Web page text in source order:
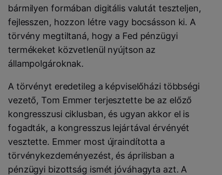
bármilyen formában digitális valutát teszteljen,
fejlesszen, hozzon létre vagy bocsásson ki. A
törvény megtiltaná, hogy a Fed pénzügyi
termékeket közvetlenül nyújtson az
állampolgároknak.
A törvényt eredetileg a képviselőházi többségi
vezető, Tom Emmer terjesztette be az előző
kongresszusi ciklusban, és ugyan akkor el is
fogadták, a kongresszus lejártával érvényét
vesztette. Emmer most újraindította a
törvénykezdeményezést, és áprilisban a
pénzügyi bizottság ismét jóváhagyta azt. A